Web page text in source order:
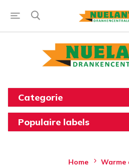
Categorie
Populaire labels
Home Warme